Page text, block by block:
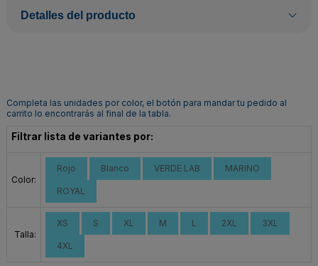
Detalles del producto
Completa las unidades por color, el botón para mandar tu pedido al
carrito lo encontrarás al final de la tabla.
Filtrar lista de variantes por:
Color:
Rojo Blanco VERDE LAB MARINO
ROYAL
Talla:
XS S XL M L 2XL 3XL
4XL